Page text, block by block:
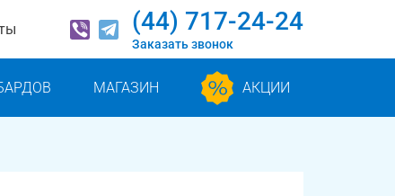
(44) 717-24-24
Заказать звонок
МАГАЗИН АКЦИИ